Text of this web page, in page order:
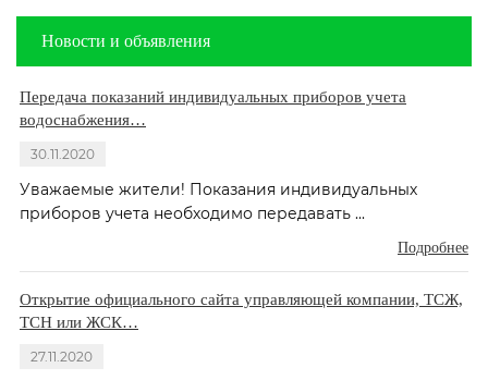
Новости и объявления
Передача показаний индивидуальных приборов учета
водоснабжения…
30.11.2020
Уважаемые жители! Показания индивидуальных
приборов учета необходимо передавать ...
Подробнее
Открытие официального сайта управляющей компании, ТСЖ,
ТСН или ЖСК…
27.11.2020